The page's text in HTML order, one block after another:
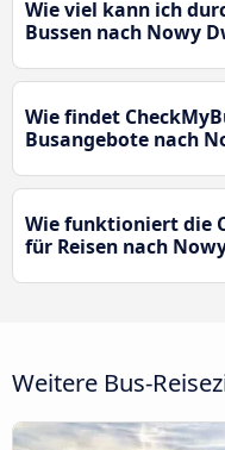
Wie viel kann ich
Bussen nach Nowy
Wie findet
Busangebote nach
Wie funktioniert die
für Reisen nach
Weitere Bus-